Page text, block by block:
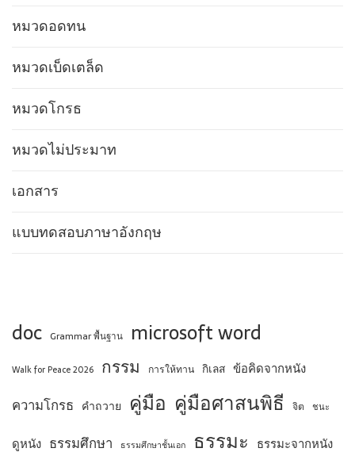
หมวดอดทน
หมวดเบ็ดเตล็ด
หมวดโกรธ
หมวดไม่ประมาท
เอกสาร
แบบทดสอบภาษาอังกฤษ
doc Grammar พื้นฐาน microsoft word
Walk for Peace 2026 กรรม การให้ทาน กิเลส ข้อคิดจากหนัง
ความโกรธ คำถวาย คู่มือ คู่มือศาสนพิธี จิต ชนะ
ดูหนัง ธรรมศึกษา ธรรมศึกษาชั้นเอก ธรรมะ ธรรมะจากหนัง